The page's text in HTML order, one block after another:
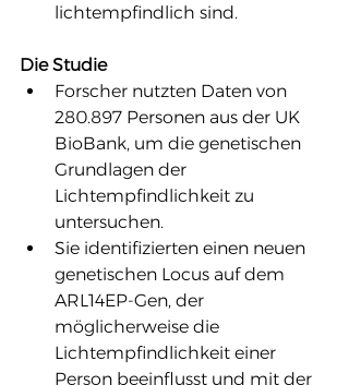
lichtempfindlich sind.
Die Studie
Forscher nutzten Daten von
280.897 Personen aus der UK
BioBank, um die genetischen
Grundlagen der
Lichtempfindlichkeit zu
untersuchen.
Sie identifizierten einen neuen
genetischen Locus auf dem
ARL14EP-Gen, der
möglicherweise die
Lichtempfindlichkeit einer
Person beeinflusst und mit der